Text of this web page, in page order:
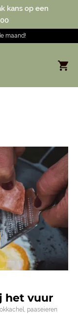
kans op een
maand!
het vuur
paaseieren